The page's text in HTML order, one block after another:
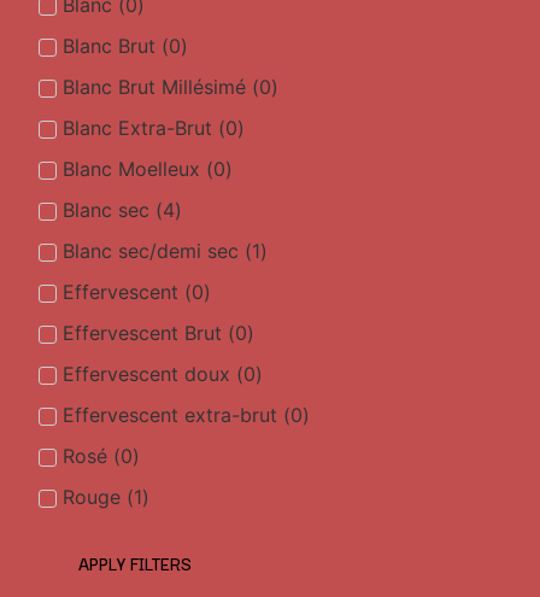
Blanc (0)
Blanc Brut (0)
Blanc Brut Millésimé (0)
Blanc Extra-Brut (0)
Blanc Moelleux (0)
Blanc sec (4)
Blanc sec/demi sec (1)
Effervescent (0)
Effervescent Brut (0)
Effervescent doux (0)
Effervescent extra-brut (0)
Rosé (0)
Rouge (1)
APPLY FILTERS